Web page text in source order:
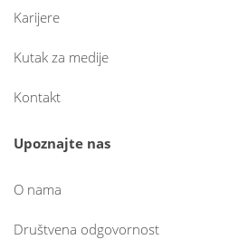
Karijere
Kutak za medije
Kontakt
Upoznajte nas
O nama
Društvena odgovornost